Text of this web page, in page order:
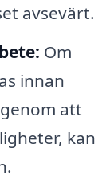
avsevärt.
Om
innan
att
kan